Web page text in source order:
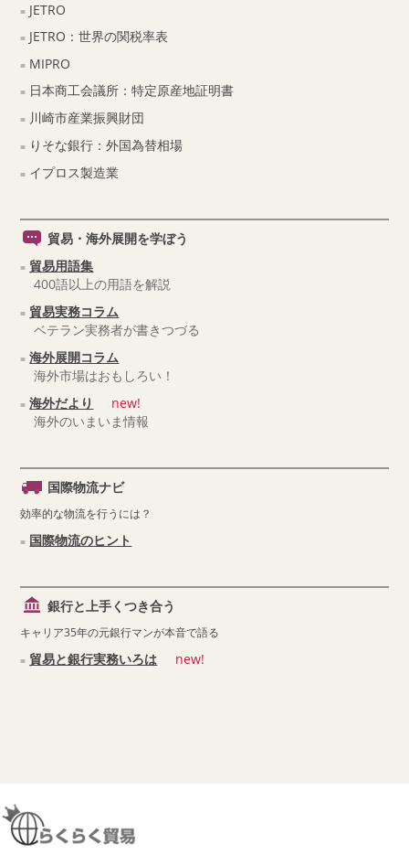
JETRO
JETRO：世界の関税率表
MIPRO
日本商工会議所：特定原産地証明書
川崎市産業振興財団
りそな銀行：外国為替相場
イプロス製造業
貿易・海外展開を学ぼう
貿易用語集
400語以上の用語を解説
貿易実務コラム
ベテラン実務者が書きつづる
海外展開コラム
海外市場はおもしろい！
海外だより
new!
海外のいまいま情報
国際物流ナビ
効率的な物流を行うには？
国際物流のヒント
銀行と上手くつき合う
キャリア35年の元銀行マンが本音で語る
貿易と銀行実務いろは new!